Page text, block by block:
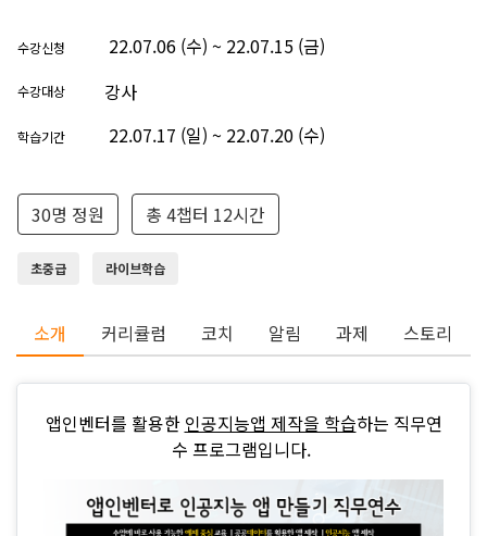
수강신청 22.07.06 (수) ~ 22.07.15 (금)
수강대상 강사
학습기간 22.07.17 (일) ~ 22.07.20 (수)
30명 정원 총 4챕터 12시간
초중급 라이브학습
소개 커리큘럼 코치 알림 과제 스토리
앱인벤터를 활용한 인공지능앱 제작을 학습하는 직무연
수 프로그램입니다.